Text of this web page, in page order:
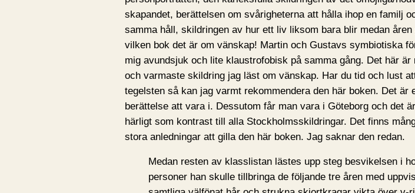
skapandet, berättelsen om svårigheterna att hålla ihop en familj
samma håll, skildringen av hur ett liv liksom bara blir medan åren
vilken bok det är om vänskap! Martin och Gustavs symbiotiska
mig avundsjuk och lite klaustrofobisk på samma gång. Det här är
och varmaste skildring jag läst om vänskap. Har du tid och lust
tegelsten så kan jag varmt rekommendera den här boken. Det är
berättelse att vara i. Dessutom får man vara i Göteborg och det
härligt som kontrast till alla Stockholmsskildringar. Det finns
stora anledningar att gilla den här boken. Jag saknar den redan.
Medan resten av klasslistan lästes upp steg besvikelsen i
personer han skulle tillbringa de följande tre åren med